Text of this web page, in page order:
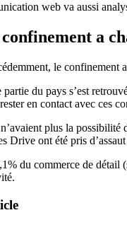
web va aussi
a
le confinement
du pays s’est
en contact avec ces
plus la
Drive ont été pris
du commerce de détail